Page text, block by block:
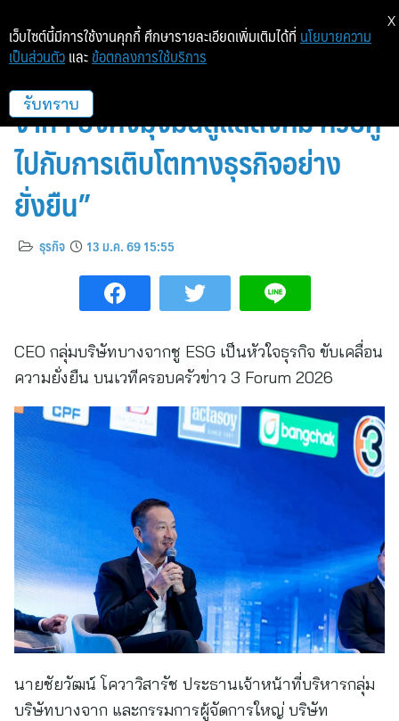
“ESG อยู่ใน DNA ของเรา: บาง
จากฯ ยังคงมุ่งมั่นดูแลสังคม ควบคู่
ไปกับการเติบโตทางธุรกิจอย่าง
ยั่งยืน”
ธุรกิจ 13 ม.ค. 69 15:55
CEO กลุ่มบริษัทบางจากชู ESG เป็นหัวใจธุรกิจ ขับเคลื่อน
ความยั่งยืน บนเวทีครอบครัวข่าว 3 Forum 2026
นายชัยวัฒน์ โควาวิสารัช ประธานเจ้าหน้าที่บริหารกลุ่ม
บริษัทบางจาก และกรรมการผู้จัดการใหญ่ บริษัท
เว็บไซต์นี้มีการใช้งานคุกกี้ ศึกษารายละเอียดเพิ่มเติมได้ที่ นโยบายความ
เป็นส่วนตัว และ ข้อตกลงการใช้บริการ
รับทราบ
X